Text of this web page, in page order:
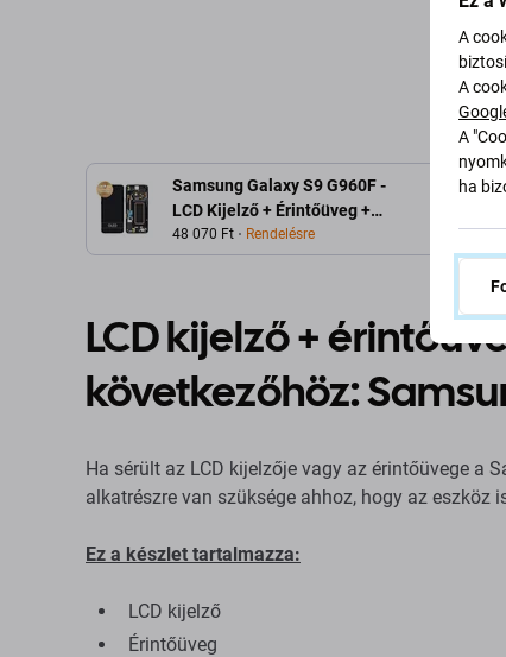
Samsung Galaxy S9 G960F -
LCD Kijelző + Érintőüveg +
Keret (Midnight Black) -
GH97-21696A, GH97-
48 070 Ft Rendelésre
LCD kijelző +
következőhöz:
Ha sérült az LCD kijelzője vagy az érintőüvege a
alkatrészre van szüksége ahhoz, hogy az eszköz
Ez a készlet tartalmazza:
LCD kijelző
Érintőüveg
A
A
A
ha